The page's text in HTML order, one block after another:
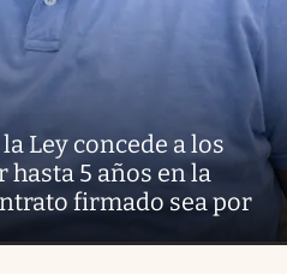
Ley concede a los
5 años en la
firmado sea por